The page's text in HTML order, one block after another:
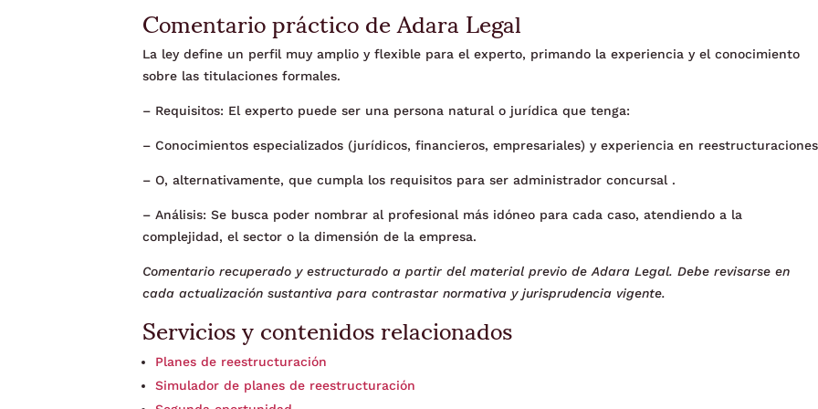
Comentario práctico de Adara Legal
La ley define un perfil muy amplio y flexible para el experto, primando la experiencia y el conocimiento
sobre las titulaciones formales.
– Requisitos: El experto puede ser una persona natural o jurídica que tenga:
– Conocimientos especializados (jurídicos, financieros, empresariales) y experiencia en
– O, alternativamente, que cumpla los requisitos para ser administrador concursal .
– Análisis: Se busca poder nombrar al profesional más idóneo para cada caso, atendiendo a la
complejidad, el sector o la dimensión de la empresa.
Comentario recuperado y estructurado a partir del material previo de Adara Legal. Debe revisarse en
cada actualización sustantiva para contrastar normativa y jurisprudencia vigente.
Servicios y contenidos relacionados
Planes de reestructuración
Simulador de planes de reestructuración